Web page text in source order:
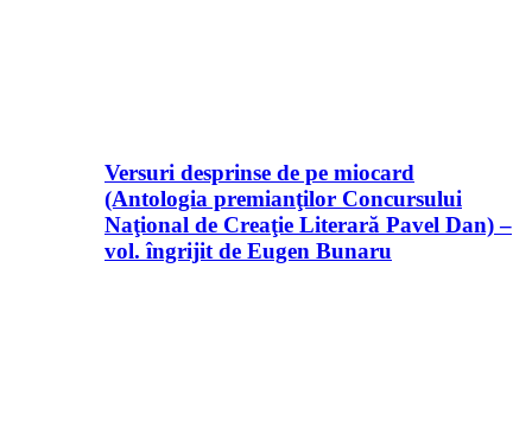
Versuri desprinse de pe miocard
(Antologia premianţilor Concursului
Naţional de Creaţie Literară Pavel Dan) –
vol. îngrijit de Eugen Bunaru